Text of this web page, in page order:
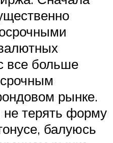
все больше
рынке.
не терять форму
балуюсь